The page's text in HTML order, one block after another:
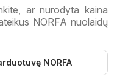
ar nurodyta kaina
NORFA nuolaidų
NORFA